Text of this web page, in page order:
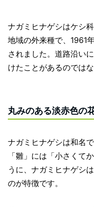
ナガミヒナゲシはケシ
地域の外来種で、1961
されました。 道路沿い
けたことがあるのではな
丸みのある淡赤色の
ナガミヒナゲシは和名で
「雛」には「小さくて
うに、ナガミヒナゲシ
のが特徴です。